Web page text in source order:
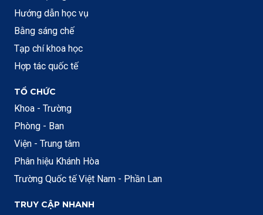
Hướng dẫn học vụ
Bằng sáng chế
Tạp chí khoa học
Hợp tác quốc tế
TỔ CHỨC
Khoa - Trường
Phòng - Ban
Viện - Trung tâm
Phân hiệu Khánh Hòa
Trường Quốc tế Việt Nam - Phần Lan
TRUY CẬP NHANH